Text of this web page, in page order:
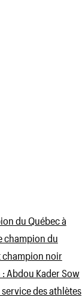
du Québec à
champion du
champion noir
Abdou Kader Sow
des athlètes